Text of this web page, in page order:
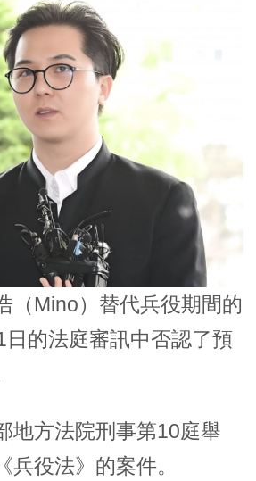
（Mino）替代兵役期間的
日的法庭審訊中否認了預
地方法院刑事第10庭舉
兵役法》的案件。